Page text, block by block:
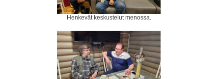
Henkevät keskustelut menossa.